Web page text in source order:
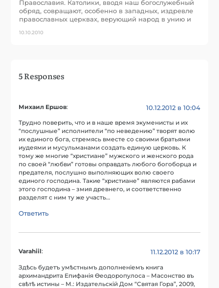
Православия. Католики, вводя наш богослужебный
обряд, совращают, особенно в западных, издревле
православных церквах, верующий народ в унию и
10.10.2010
5 Responses
Михаил Ершов: 10.12.2012 в 10:04
Трудно поверить, что и в наше время экуменисты и их
“послушные” исполнители “по неведению” творят волю
их единого бога, стремясь вместе со своими братьями
иудеями и мусульманами создать единую церковь. К
тому же многие “христиане” мужского и женского рода
по своей “любви” готовы оправдать любого богоборца и
предателя, послушно выполняющих волю своего
единого господина. Такие “христиане” являются рабами
этого господина – змия древнего, и соответственно
разделят с ним ту же участь…
Ответить
Varahiil: 11.12.2012 в 10:17
Здѣсь будетъ умѣстнымъ дополненiемъ книга
архимандрита Епифанiя Ѳеодоропулоса – Масонство въ
свѣтѣ истины – М.: Издательскiй Дом “Святая Гора”, 2009,